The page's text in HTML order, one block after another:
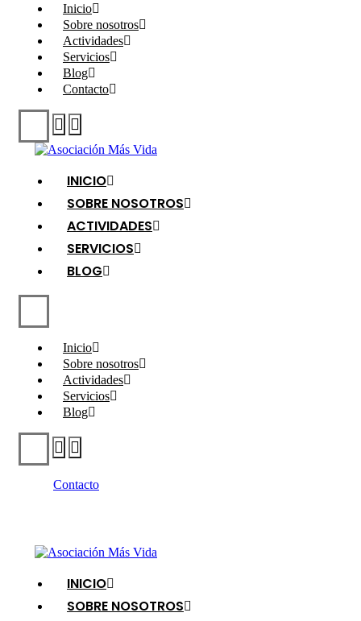
Inicio
Sobre nosotros
Actividades
Servicios
Blog
Contacto
INICIO
SOBRE NOSOTROS
ACTIVIDADES
SERVICIOS
BLOG
Inicio
Sobre nosotros
Actividades
Servicios
Blog
Contacto
INICIO
SOBRE NOSOTROS